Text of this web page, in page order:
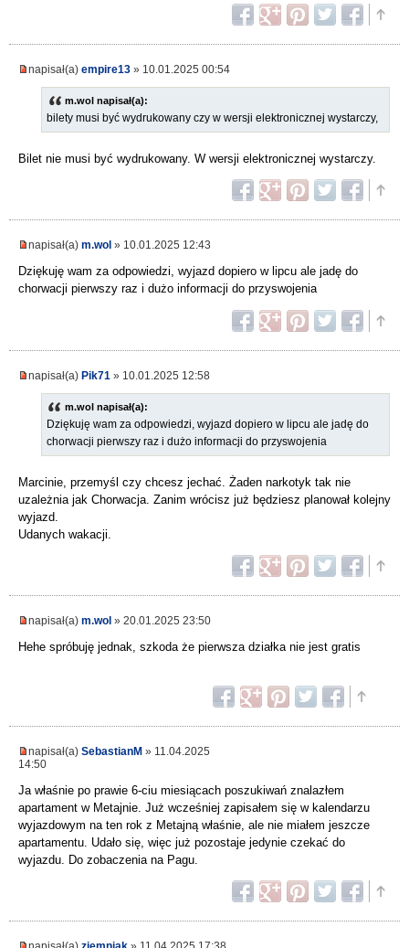
napisał(a) empire13 » 10.01.2025 00:54
m.wol napisał(a):
bilety musi być wydrukowany czy w wersji elektronicznej wystarczy,
Bilet nie musi być wydrukowany. W wersji elektronicznej wystarczy.
napisał(a) m.wol » 10.01.2025 12:43
Dziękuję wam za odpowiedzi, wyjazd dopiero w lipcu ale jadę do
chorwacji pierwszy raz i dużo informacji do przyswojenia
napisał(a) Pik71 » 10.01.2025 12:58
m.wol napisał(a):
Dziękuję wam za odpowiedzi, wyjazd dopiero w lipcu ale jadę do
chorwacji pierwszy raz i dużo informacji do przyswojenia
Marcinie, przemyśl czy chcesz jechać. Żaden narkotyk tak nie
uzależnia jak Chorwacja. Zanim wrócisz już będziesz planował kolejny
wyjazd.
Udanych wakacji.
napisał(a) m.wol » 20.01.2025 23:50
Hehe spróbuję jednak, szkoda że pierwsza działka nie jest gratis
napisał(a) SebastianM » 11.04.2025
14:50
Ja właśnie po prawie 6-ciu miesiącach poszukiwań znalazłem
apartament w Metajnie. Już wcześniej zapisałem się w kalendarzu
wyjazdowym na ten rok z Metajną właśnie, ale nie miałem jeszcze
apartamentu. Udało się, więc już pozostaje jedynie czekać do
wyjazdu. Do zobaczenia na Pagu.